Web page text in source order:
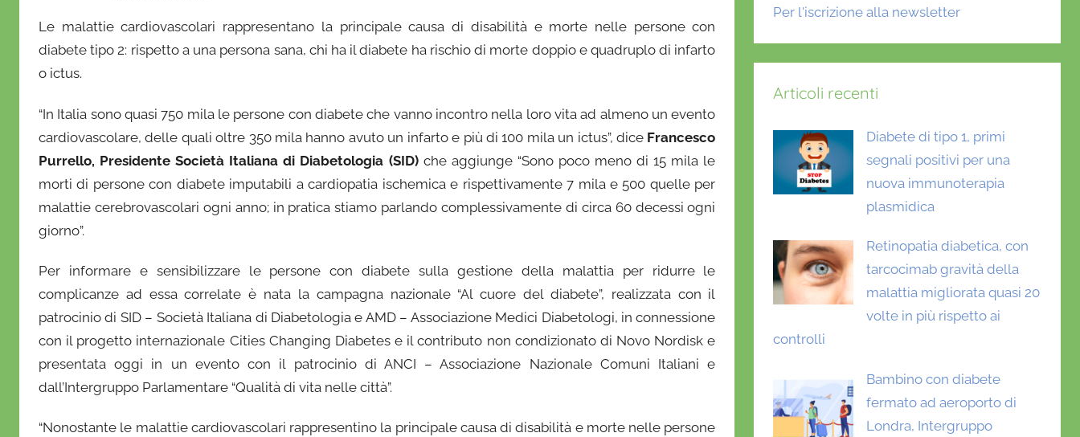
D
a
e
l
a
D
i
o
Le malattie cardiovascolari rappresentano la principale causa di disabilità e morte nelle persone con
diabete tipo 2: rispetto a una persona sana, chi ha il diabete ha rischio di morte doppio e quadruplo di infarto
o ictus.
“In Italia sono quasi 750 mila le persone con diabete che vanno incontro nella loro vita ad almeno un evento
cardiovascolare, delle quali oltre 350 mila hanno avuto un infarto e più di 100 mila un ictus”, dice Francesco
Purrello, Presidente Società Italiana di Diabetologia (SID)che aggiunge “Sono poco meno di 15 mila le
morti di persone con diabete imputabili a cardiopatia ischemica e rispettivamente 7 mila e 500 quelle per
malattie cerebrovascolari ogni anno; in pratica stiamo parlando complessivamente di circa 60 decessi ogni
giorno”.
Per informare e sensibilizzare le persone con diabete sulla gestione della malattia per ridurre le
complicanze ad essa correlate è nata la campagna nazionale “Al cuore del diabete”, realizzata con il
patrocinio di SID – Società Italiana di Diabetologia e AMD – Associazione Medici Diabetologi, in connessione
con il progetto internazionale Cities Changing Diabetes e il contributo non condizionato di Novo Nordisk e
presentata oggi in un evento con il patrocinio di ANCI – Associazione Nazionale Comuni Italiani e
dall’Intergruppo Parlamentare “Qualità di vita nelle città”.
“Nonostante le malattie cardiovascolari rappresentino la principale causa di disabilità e morte nelle persone
Per l'iscrizione alla newsletter
Articoli recenti
Diabete di tipo 1, primi
segnali positivi per una
nuova immunoterapia
plasmidica
Retinopatia diabetica, con
tarcocimab gravità della
malattia migliorata quasi 20
volte in più rispetto ai
controlli
Bambino con diabete
fermato ad aeroporto di
Londra, Intergruppo